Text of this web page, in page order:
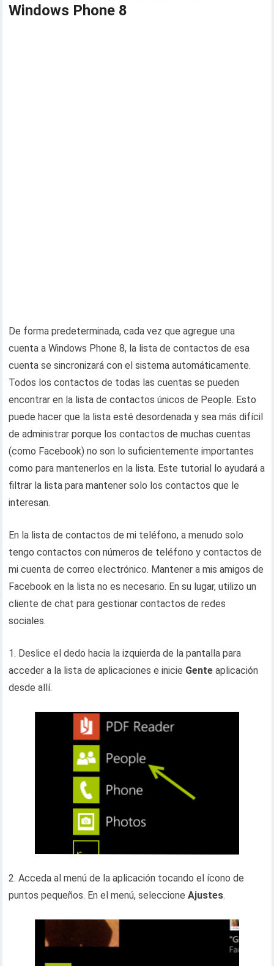
Windows Phone 8
De forma predeterminada, cada vez que agregue una
cuenta a Windows Phone 8, la lista de contactos de esa
cuenta se sincronizará con el sistema automáticamente.
Todos los contactos de todas las cuentas se pueden
encontrar en la lista de contactos únicos de People. Esto
puede hacer que la lista esté desordenada y sea más difícil
de administrar porque los contactos de muchas cuentas
(como Facebook) no son lo suficientemente importantes
como para mantenerlos en la lista. Este tutorial lo ayudará a
filtrar la lista para mantener solo los contactos que le
interesan.
En la lista de contactos de mi teléfono, a menudo solo
tengo contactos con números de teléfono y contactos de
mi cuenta de correo electrónico. Mantener a mis amigos de
Facebook en la lista no es necesario. En su lugar, utilizo un
cliente de chat para gestionar contactos de redes
sociales.
1. Deslice el dedo hacia la izquierda de la pantalla para
acceder a la lista de aplicaciones e inicie Gente aplicación
desde allí.
2. Acceda al menú de la aplicación tocando el ícono de
puntos pequeños. En el menú, seleccioneAjustes.